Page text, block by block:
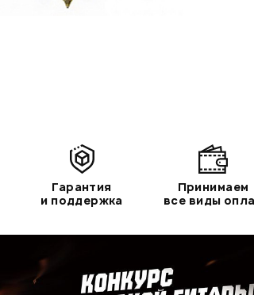
Гарантия
и поддержка
Принимаем
все виды